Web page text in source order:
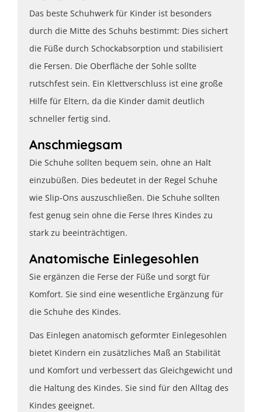
Das beste Schuhwerk für Kinder ist besonders
durch die Mitte des Schuhs bestimmt: Dies sichert
die Füße durch Schockabsorption und stabilisiert
die Fersen. Die Oberfläche der Sohle sollte
rutschfest sein. Ein Klettverschluss ist eine große
Hilfe für Eltern, da die Kinder damit deutlich
schneller fertig sind.
Anschmiegsam
Die Schuhe sollten bequem sein, ohne an Halt
einzubüßen. Dies bedeutet in der Regel Schuhe
wie Slip-Ons auszuschließen. Die Schuhe sollten
fest genug sein ohne die Ferse Ihres Kindes zu
stark zu beeinträchtigen.
Anatomische Einlegesohlen
Sie ergänzen die Ferse der Füße und sorgt für
Komfort. Sie sind eine wesentliche Ergänzung für
die Schuhe des Kindes.
Das Einlegen anatomisch geformter Einlegesohlen
bietet Kindern ein zusätzliches Maß an Stabilität
und Komfort und verbessert das Gleichgewicht und
die Haltung des Kindes. Sie sind für den Alltag des
Kindes geeignet.